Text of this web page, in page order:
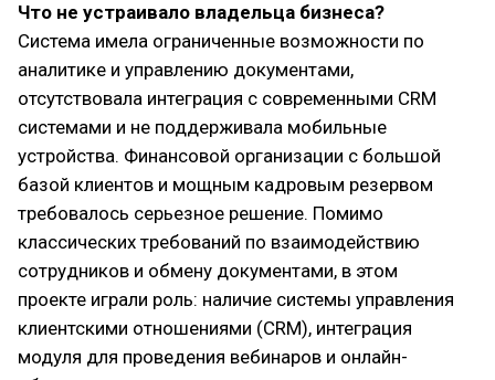
Что не устраивало владельца бизнеса?
Система имела ограниченные возможности по
аналитике и управлению документами,
отсутствовала интеграция с современными CRM
системами и не поддерживала мобильные
устройства. Финансовой организации с большой
базой клиентов и мощным кадровым резервом
требовалось серьезное решение. Помимо
классических требований по взаимодействию
сотрудников и обмену документами, в этом
проекте играли роль: наличие системы управления
клиентскими отношениями (CRM), интеграция
модуля для проведения вебинаров и онлайн-